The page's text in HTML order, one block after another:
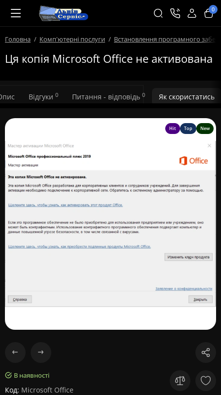
0
Головна Комп'ютерні послуги Встановлення програмного
Ця копія Microsoft Office не активована
Відгуки 0 Питання - відповідь 0 Як скористатись
Hit Top New
В наявності
Код: Microsoft Office